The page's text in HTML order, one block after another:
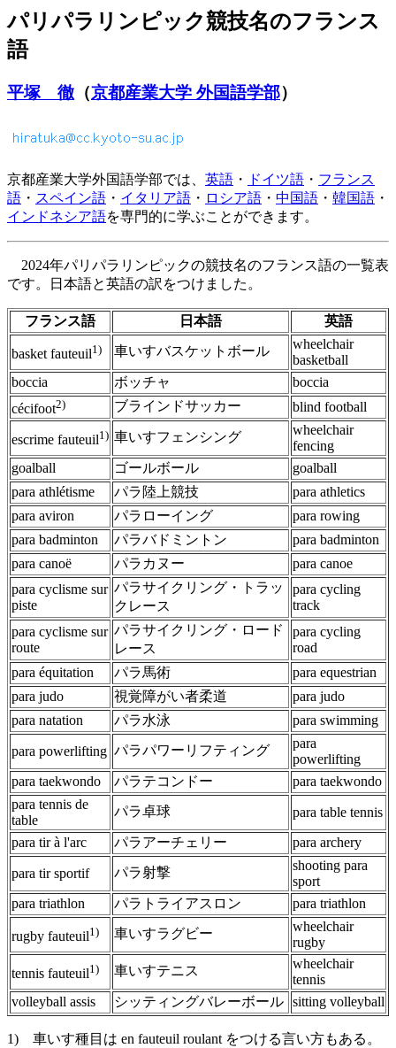
パリパラリンピック競技名のフランス
語
平塚 徹 （京都産業大学 外国語学部）
京都産業大学外国語学部では、 英語 ・ ドイツ語 ・ フランス
語 ・ スペイン語 ・ イタリア語 ・ ロシア語 ・ 中国語 ・ 韓国語 ・
インドネシア語を専門的に学ぶことができます。
2024年パリパラリンピックの競技名のフランス語の一覧表
です。日本語と英語の訳をつけました。
フランス語 日本語 英語
basket fauteuil1) 車いすバスケットボール
wheelchair
basketball
boccia
ボッチャ
boccia
cécifoot2) ブラインドサッカー blind football
escrime fauteuil1) 車いすフェンシング
wheelchair
fencing
goalball
ゴールボール
goalball
para athlétisme
パラ陸上競技
para athletics
para aviron
パラローイング
para rowing
para badminton
パラバドミントン
para badminton
para canoë
パラカヌー
para canoe
para cyclisme sur
piste
パラサイクリング・トラッ
クレース
para cycling
track
para cyclisme sur
route
パラサイクリング・ロード
レース
para cycling
road
para équitation
パラ馬術
para equestrian
para judo
視覚障がい者柔道
para judo
para natation
パラ水泳 para swimming
para powerlifting パラパワーリフティング
para
powerlifting
para taekwondo
パラテコンドー
para taekwondo
para tennis de
table
パラ卓球
para table tennis
para tir à l'arc
パラアーチェリー para archery
para tir sportif パラ射撃
shooting para
sport
para triathlon
パラトライアスロン para triathlon
rugby fauteuil1) 車いすラグビー
wheelchair
rugby
tennis fauteuil1) 車いすテニス
wheelchair
tennis
volleyball assis
シッティングバレーボール sitting volleyball
1) 車いす種目は en fauteuil roulant をつける言い方もある。